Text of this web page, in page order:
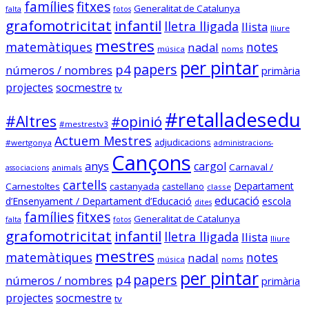
Sóc.mestre
@socmestre.bsky.social⋅2y
socmestre.cat/recursos/map...
Mapa de places pel curs 2024-
trasllats) .Especialitats
incloses:
PRI,SEC,FP500,FP600,EOI.
Dades @FETE_UGT
@opendatacat
Dades creuades per José Luís
Infante de @llefia i amb l'ajuda
de tot @OSMcatala
socmestre.cat
Mapa de centres públics
primària i secundària –
Sóc.Mestre
falta famíliesfitxes fotos Generalitat de Catalunya
grafomotricitat infantil lletra lligada llista lliure
matemàtiques mestres música nadal noms notes
números / nombres p4 papers per pintar primària
projectes socmestre tv
#Altres #mestrestv3 #opinió #retalladesedu
#wertgonya Actuem Mestres adjudicacions administracions-
associacions animals anys Cançons cargol Carnaval /
Carnestoltes cartells castanyada castellano classe Departament
d’Ensenyament / Departament d’Educació dites educació escola
falta famíliesfitxes fotos Generalitat de Catalunya
grafomotricitat infantil lletra lligada llista lliure
matemàtiques mestres música nadal noms notes
números / nombres p4 papers per pintar primària
projectes socmestre tv